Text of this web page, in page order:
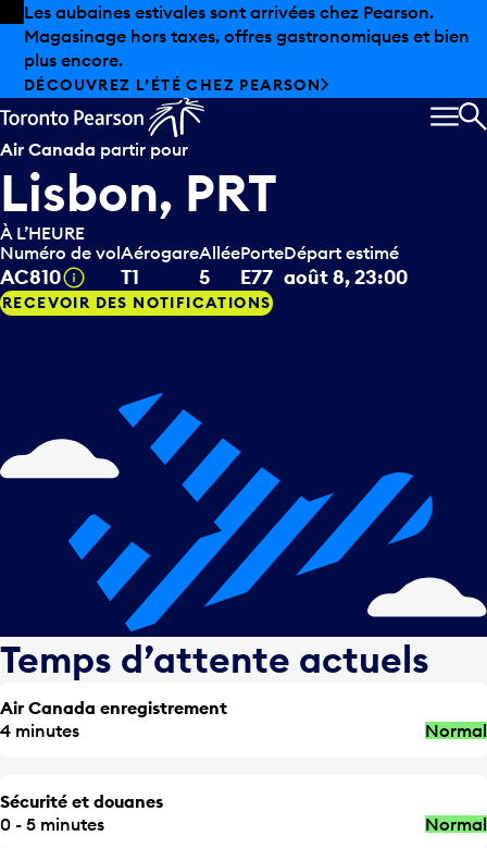
Skip to offers
Passer au contenu principal
Les aubaines estivales sont arrivées chez Pearson.
Magasinage hors taxes, offres gastronomiques et bien
plus encore.
DÉCOUVREZ L’ÉTÉ CHEZ PEARSON
Air Canada partir pour
Lisbon, PRT
À L’HEURE
Numéro de vol
AC810 Infobulle
Aérogare
T1
Allée
5
Porte
E77
Départ estimé
août 8, 23:00
RECEVOIR DES NOTIFICATIONS
Temps d’attente actuels
Air Canada enregistrement
4 minutes
Normal
Sécurité et douanes
0 - 5 minutes
Normal